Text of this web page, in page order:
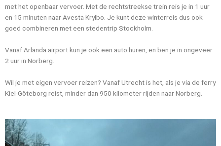
met het openbaar vervoer. Met de rechtstreekse trein reis je in 1 uur
en 15 minuten naar Avesta Krylbo. Je kunt deze winterreis dus ook
goed combineren met een stedentrip Stockholm.
Vanaf Arlanda airport kun je ook een auto huren, en ben je in ongeveer
2 uur in Norberg.
Wil je met eigen vervoer reizen? Vanaf Utrecht is het, als je via de ferry
Kiel-Göteborg reist, minder dan 950 kilometer rijden naar Norberg.